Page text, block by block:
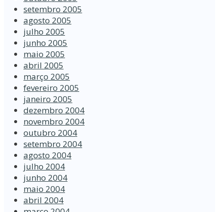
setembro 2005
agosto 2005
julho 2005
junho 2005
maio 2005
abril 2005
março 2005
fevereiro 2005
janeiro 2005
dezembro 2004
novembro 2004
outubro 2004
setembro 2004
agosto 2004
julho 2004
junho 2004
maio 2004
abril 2004